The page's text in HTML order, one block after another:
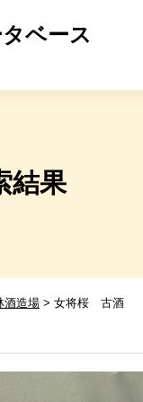
ベース
結果
酒造場 > 女将桜 古酒